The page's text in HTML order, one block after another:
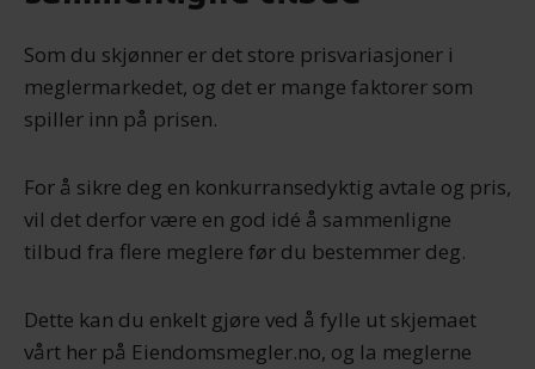
Som du skjønner er det store prisvariasjoner i
meglermarkedet, og det er mange faktorer som
spiller inn på prisen.
For å sikre deg en konkurransedyktig avtale og pris,
vil det derfor være en god idé å sammenligne
tilbud fra flere meglere før du bestemmer deg.
Dette kan du enkelt gjøre ved å fylle ut skjemaet
vårt her på Eiendomsmegler.no, og la meglerne